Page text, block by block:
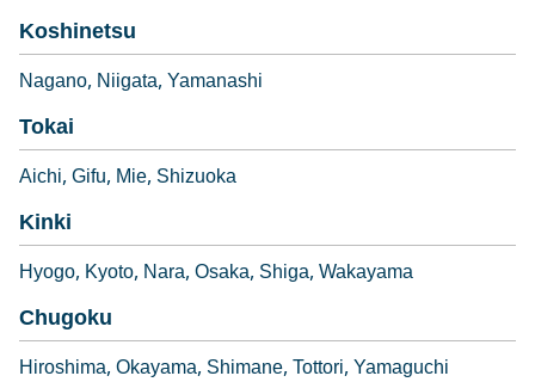
Koshinetsu
Nagano Niigata Yamanashi
Tokai
Aichi Gifu Mie Shizuoka
Kinki
Hyogo Kyoto Nara Osaka Shiga Wakayama
Chugoku
Hiroshima Okayama Shimane Tottori Yamaguchi